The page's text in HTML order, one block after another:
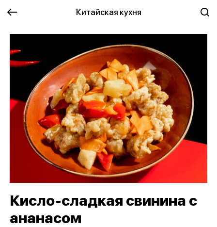
Китайская кухня
Кисло-сладкая свинина с
ананасом